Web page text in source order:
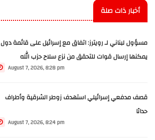
أخبار ذات صلة
مسؤول لبناني لـ رويترز: اتفاق مع إسرائيل على قائمة دول
يمكنها إرسال قوات ⁠للتحقق من نزع سلاح حزب الله
August 7, 2026, 8:28 pm
قصف مدفعي إسرائيلي استهدف زوطر الشرقية وأطراف
حداثا
August 7, 2026, 8:24 pm